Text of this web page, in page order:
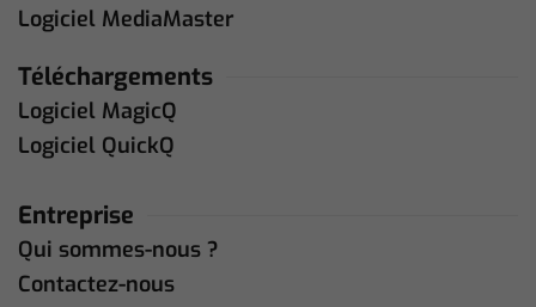
Logiciel MediaMaster
Téléchargements
Logiciel MagicQ
Logiciel QuickQ
Entreprise
Qui sommes-nous ?
Contactez-nous